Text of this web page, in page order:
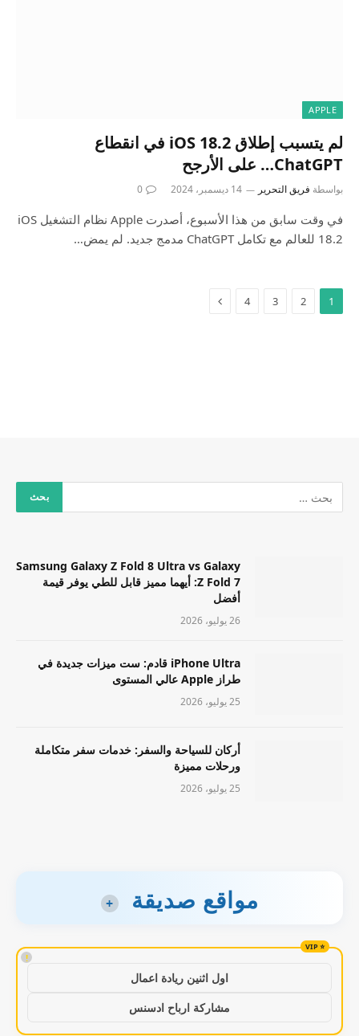
APPLE
لم يتسبب إطلاق iOS 18.2 في انقطاع
ChatGPT… على الأرجح
بواسطة فريق التحرير 14 ديسمبر، 2024 0
في وقت سابق من هذا الأسبوع، أصدرت Apple نظام التشغيل iOS
18.2 للعالم مع تكامل ChatGPT مدمج جديد. لم يمض…
1
2
3
4
Samsung Galaxy Z Fold 8 Ultra vs Galaxy
Z Fold 7: أيهما مميز قابل للطي يوفر قيمة
أفضل
26 يوليو، 2026
iPhone Ultra قادم: ست ميزات جديدة في
طراز Apple عالي المستوى
25 يوليو، 2026
أركان للسياحة والسفر: خدمات سفر متكاملة
ورحلات مميزة
25 يوليو، 2026
مواقع صديقة +
!
اول اثنين ريادة اعمال
مشاركة ارباح ادسنس